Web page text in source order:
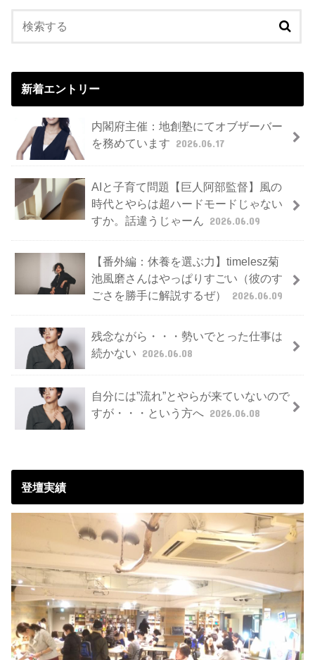
新着エントリー
内閣府主催：地創塾にてオブザーバー
を務めています 2026.06.17
AIと子育て問題【巨人阿部監督】風の
時代とやらは超ハードモードじゃない
すか。話違うじゃーん 2026.06.09
【番外編：休養を選ぶ力】timelesz菊
池風磨さんはやっぱりすごい（彼のす
ごさを勝手に解説するぜ）
2026.06.09
残念ながら・・・勢いでとった仕事は
続かない 2026.06.08
自分には”流れ”とやらが来ていないので
すが・・・という方へ 2026.06.08
登壇実績